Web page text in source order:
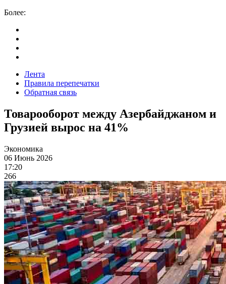
Более:
Лента
Правила перепечатки
Обратная связь
Товарооборот между Азербайджаном и
Грузией вырос на 41%
Экономика
06 Июнь 2026
17:20
266